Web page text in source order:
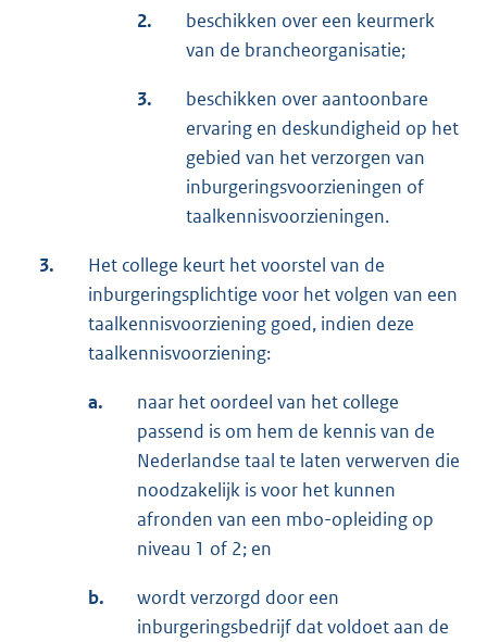
2.
beschikken over een keurmerk
van de brancheorganisatie;
3.
beschikken over aantoonbare
ervaring en deskundigheid op het
gebied van het verzorgen van
inburgeringsvoorzieningen of
taalkennisvoorzieningen.
3.
Het college keurt het voorstel van de
inburgeringsplichtige voor het volgen van een
taalkennisvoorziening goed, indien deze
taalkennisvoorziening:
a.
naar het oordeel van het college
passend is om hem de kennis van de
Nederlandse taal te laten verwerven die
noodzakelijk is voor het kunnen
afronden van een mbo-opleiding op
niveau 1 of 2; en
b.
wordt verzorgd door een
inburgeringsbedrijf dat voldoet aan de